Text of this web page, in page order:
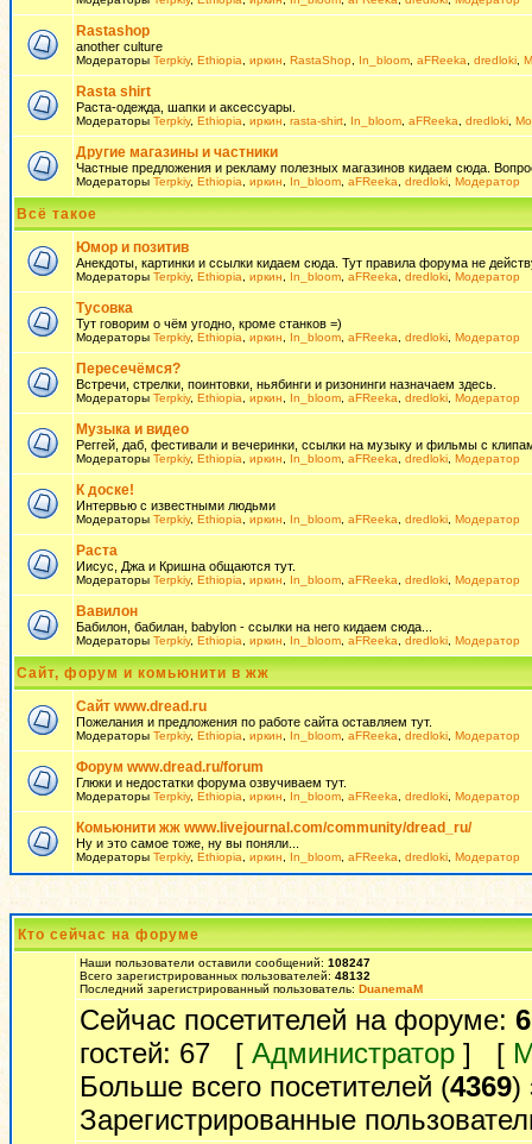
Rastashop
another culture
Модераторы Terpkiy, Ethiopia иркин RastaShop In_bloom aFReeka dredloki
Rasta shirt
Раста-одежда, шапки и аксессуары.
Модераторы Terpkiy, Ethiopia иркин rasta-shirt In_bloom aFReeka dredloki
Другие магазины и частники
Частные предложения и рекламу полезных магазинов кидаем сюда.
Модераторы Terpkiy, Ethiopia иркин In_bloom aFReeka dredloki Модератор
Всё такое
Юмор и позитив
Анекдоты, картинки и ссылки кидаем сюда. Тут правила форума не
Модераторы Terpkiy, Ethiopia иркин In_bloom aFReeka dredloki Модератор
Тусовка
Тут говорим о чём угодно, кроме станков =)
Модераторы Terpkiy, Ethiopia иркин In_bloom aFReeka dredloki Модератор
Пересечёмся?
Встречи, стрелки, поинтовки, ньябинги и ризонинги назначаем здесь.
Модераторы Terpkiy, Ethiopia иркин In_bloom aFReeka dredloki Модератор
Музыка и видео
Реггей, даб, фестивали и вечеринки, ссылки на музыку и фильмы с
Модераторы Terpkiy, Ethiopia иркин In_bloom aFReeka dredloki Модератор
К доске!
Интервью с известными людьми
Модераторы Terpkiy, Ethiopia иркин In_bloom aFReeka dredloki Модератор
Раста
Иисус, Джа и Кришна общаются тут.
Модераторы Terpkiy, Ethiopia иркин In_bloom aFReeka dredloki Модератор
Вавилон
Бабилон, бабилан, babylon - ссылки на него кидаем сюда...
Модераторы Terpkiy, Ethiopia иркин In_bloom aFReeka dredloki Модератор
Сайт, форум и комьюнити в жж
Сайт www.dread.ru
Пожелания и предложения по работе сайта оставляем тут.
Модераторы Terpkiy, Ethiopia иркин In_bloom aFReeka dredloki Модератор
Форум www.dread.ru/forum
Глюки и недостатки форума озвучиваем тут.
Модераторы Terpkiy, Ethiopia иркин In_bloom aFReeka dredloki Модератор
Комьюнити жж www.livejournal.com/community/dread_ru/
Ну и это самое тоже, ну вы поняли...
Модераторы Terpkiy, Ethiopia иркин In_bloom aFReeka dredloki Модератор
Кто сейчас на форуме
Наши пользователи оставили сообщений: 108247
Всего зарегистрированных пользователей: 48132
Последний зарегистрированный пользователь: DuanemaM
Сейчас посетителей на форуме:
гостей: 67 [ Администратор ] [
Больше всего посетителей (4369)
Зарегистрированные